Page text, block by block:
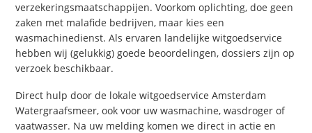
verzekeringsmaatschappijen. Voorkom oplichting, doe geen
zaken met malafide bedrijven, maar kies een
wasmachinedienst. Als ervaren landelijke witgoedservice
hebben wij (gelukkig) goede beoordelingen, dossiers zijn op
verzoek beschikbaar.
Direct hulp door de lokale witgoedservice Amsterdam
Watergraafsmeer, ook voor uw wasmachine, wasdroger of
vaatwasser. Na uw melding komen we direct in actie en